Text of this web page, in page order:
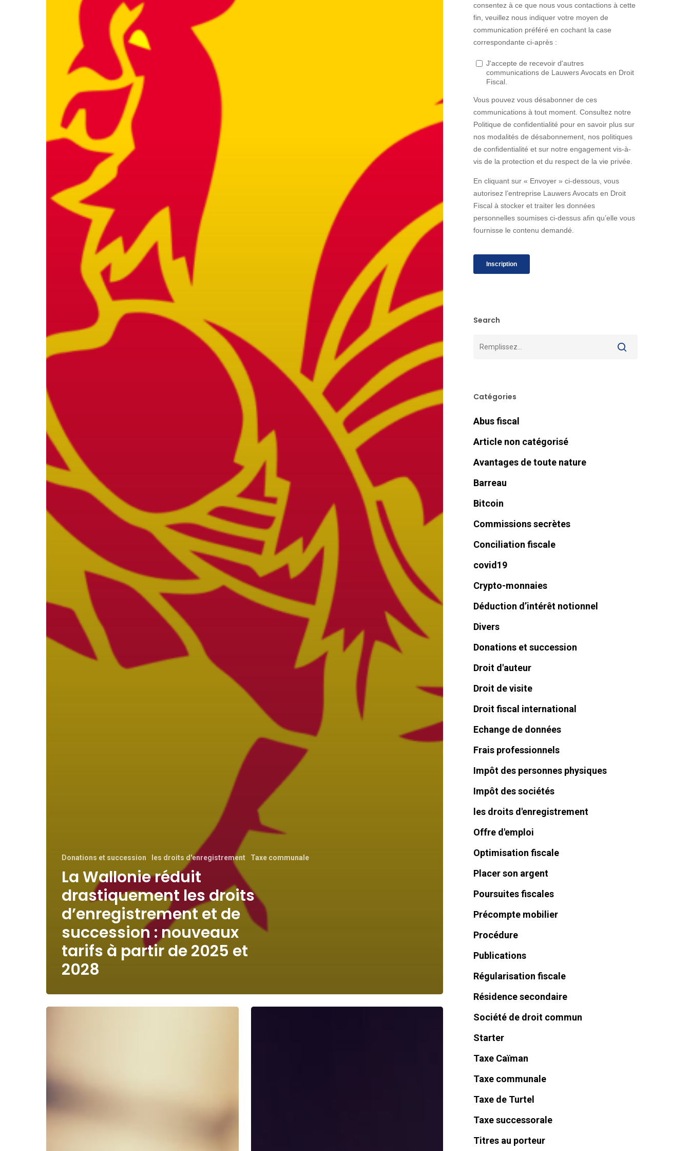
Donations et succession les droits d'enregistrement Taxe communale
La Wallonie réduit
drastiquement les droits
d’enregistrement et de
succession : nouveaux
tarifs à partir de 2025 et
2028
Search
Catégories
Abus fiscal
Article non catégorisé
Avantages de toute nature
Barreau
Bitcoin
Commissions secrètes
Conciliation fiscale
covid19
Crypto-monnaies
Déduction d’intérêt notionnel
Divers
Donations et succession
Droit d'auteur
Droit de visite
Droit fiscal international
Echange de données
Frais professionnels
Impôt des personnes physiques
Impôt des sociétés
les droits d'enregistrement
Offre d'emploi
Optimisation fiscale
Placer son argent
Poursuites fiscales
Précompte mobilier
Procédure
Publications
Régularisation fiscale
Résidence secondaire
Société de droit commun
Starter
Taxe Caïman
Taxe communale
Taxe de Turtel
Taxe successorale
Titres au porteur